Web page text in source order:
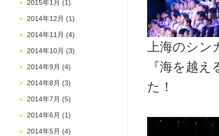
上海のシ
『海を越
た！
2015年1月 (1)
2014年12月 (1)
2014年11月 (4)
2014年10月 (3)
2014年9月 (4)
2014年8月 (3)
2014年7月 (5)
2014年6月 (1)
2014年5月 (4)